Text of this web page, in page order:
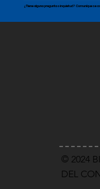
¿Tiene alguna pregunta o inquietud? Comuníquese
© 2024
DEL